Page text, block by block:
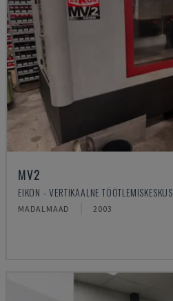
MV2
EIKON - VERTIKAALNE TÖÖTLEMISKESKUS
MADALMAAD 2003